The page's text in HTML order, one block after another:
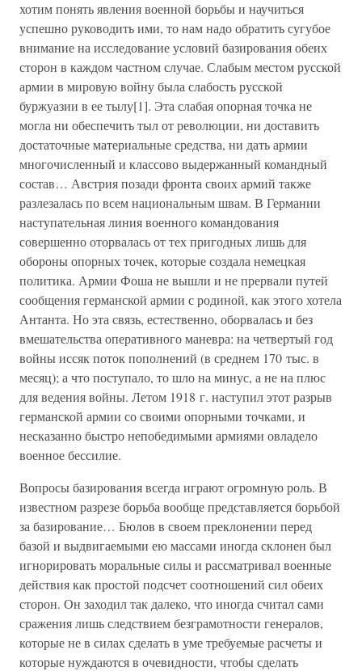
хотим понять явления военной борьбы и научиться
успешно руководить ими, то нам надо обратить сугубое
внимание на исследование условий базирования обеих
сторон в каждом частном случае. Слабым местом русской
армии в мировую войну была слабость русской
буржуазии в ее тылу[1]. Эта слабая опорная точка не
могла ни обеспечить тыл от революции, ни доставить
достаточные материальные средства, ни дать армии
многочисленный и классово выдержанный командный
состав… Австрия позади фронта своих армий также
разлезалась по всем национальным швам. В Германии
наступательная линия военного командования
совершенно оторвалась от тех пригодных лишь для
обороны опорных точек, которые создала немецкая
политика. Армии Фоша не вышли и не прервали путей
сообщения германской армии с родиной, как этого хотела
Антанта. Но эта связь, естественно, оборвалась и без
вмешательства оперативного маневра: на четвертый год
войны иссяк поток пополнений (в среднем 170 тыс. в
месяц); а что поступало, то шло на минус, а не на плюс
для ведения войны. Летом 1918 г. наступил этот разрыв
германской армии со своими опорными точками, и
несказанно быстро непобедимыми армиями овладело
военное бессилие.
Вопросы базирования всегда играют огромную роль. В
известном разрезе борьба вообще представляется борьбой
за базирование… Бюлов в своем преклонении перед
базой и выдвигаемыми ею массами иногда склонен был
игнорировать моральные силы и рассматривал военные
действия как простой подсчет соотношений сил обеих
сторон. Он заходил так далеко, что иногда считал сами
сражения лишь следствием безграмотности генералов,
которые не в силах сделать в уме требуемые расчеты и
которые нуждаются в очевидности, чтобы сделать